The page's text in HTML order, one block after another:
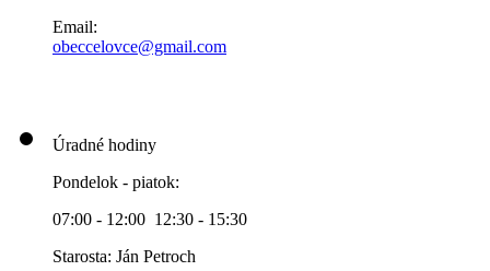
Email:
obeccelovce@gmail.com
Úradné hodiny
Pondelok - piatok:
07:00 - 12:00 12:30 - 15:30
Starosta: Ján Petroch